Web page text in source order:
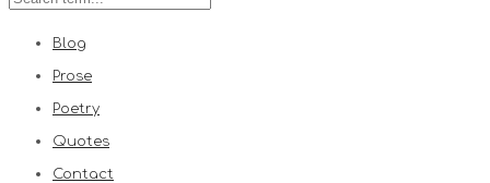
Blog
Prose
Poetry
Quotes
Contact